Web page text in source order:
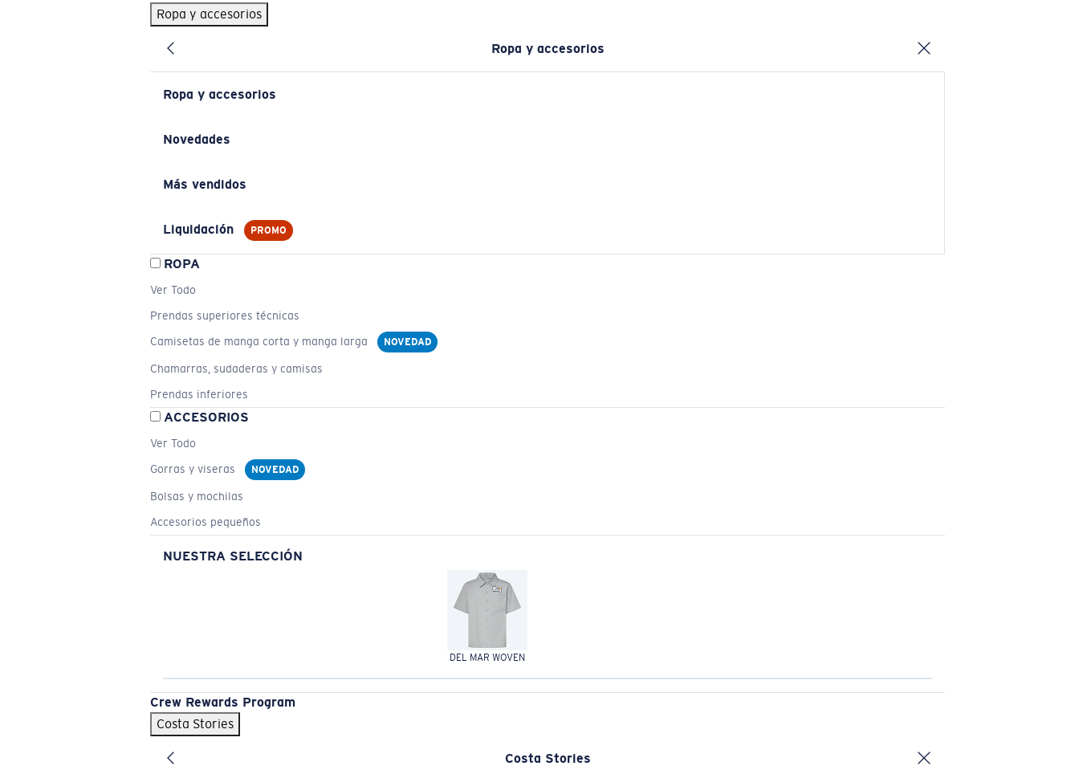
Ropa y accesorios
Ropa y accesorios
Ropa y accesorios
Novedades
Más vendidos
Liquidación PROMO
ROPA
Ver Todo
Prendas superiores técnicas
Camisetas de manga corta y manga larga
NOVEDAD
Chamarras, sudaderas y camisas
Prendas inferiores
ACCESORIOS
Ver Todo
Gorras y viseras
NOVEDAD
Bolsas y mochilas
Accesorios pequeños
NUESTRA SELECCIÓN
DEL MAR WOVEN
Crew Rewards Program
Costa Stories
Costa Stories